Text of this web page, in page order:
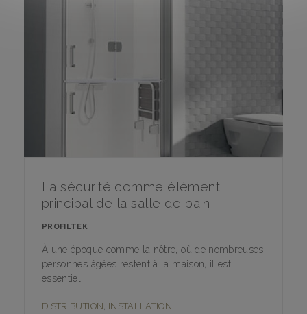
La sécurité comme élément
principal de la salle de bain
PROFILTEK
À une époque comme la nôtre, où de nombreuses
personnes âgées restent à la maison, il est
essentiel..
DISTRIBUTION, INSTALLATION